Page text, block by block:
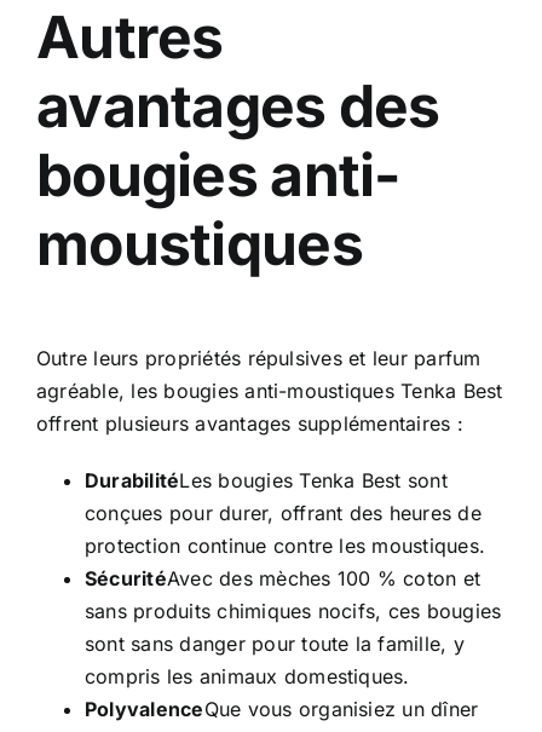
Autres
avantages des
bougies anti-
moustiques
Outre leurs propriétés répulsives et leur parfum
agréable, les bougies anti-moustiques Tenka Best
offrent plusieurs avantages supplémentaires :
DurabilitéLes bougies Tenka Best sont
conçues pour durer, offrant des heures de
protection continue contre les moustiques.
SécuritéAvec des mèches 100 % coton et
sans produits chimiques nocifs, ces bougies
sont sans danger pour toute la famille, y
compris les animaux domestiques.
PolyvalenceQue vous organisiez un dîner